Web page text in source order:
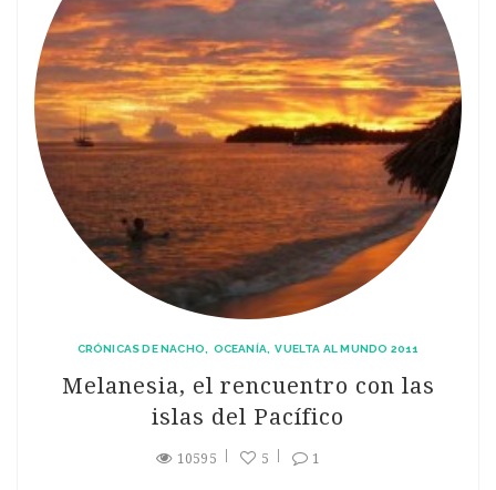
CRÓNICAS DE NACHO OCEANÍA VUELTA AL MUNDO 2011
Melanesia, el rencuentro con las
islas del Pacífico
10595 5 1